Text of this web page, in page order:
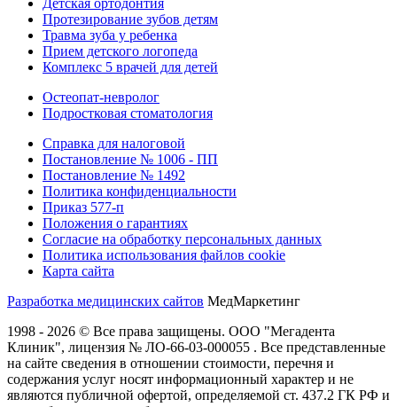
Детская ортодонтия
Протезирование зубов детям
Травма зуба у ребенка
Прием детского логопеда
Комплекс 5 врачей для детей
Остеопат-невролог
Подростковая стоматология
Справка для налоговой
Постановление № 1006 - ПП
Постановление № 1492
Политика конфиденциальности
Приказ 577-п
Положения о гарантиях
Согласие на обработку персональных данных
Политика использования файлов cookie
Карта сайта
Разработка медицинских сайтов МедМаркетинг
1998 - 2026 © Все права защищены. ООО "Мегадента
Клиник", лицензия № ЛО-66-03-000055 . Все представленные
на сайте сведения в отношении стоимости, перечня и
содержания услуг носят информационный характер и не
являются публичной офертой, определяемой ст. 437.2 ГК РФ и